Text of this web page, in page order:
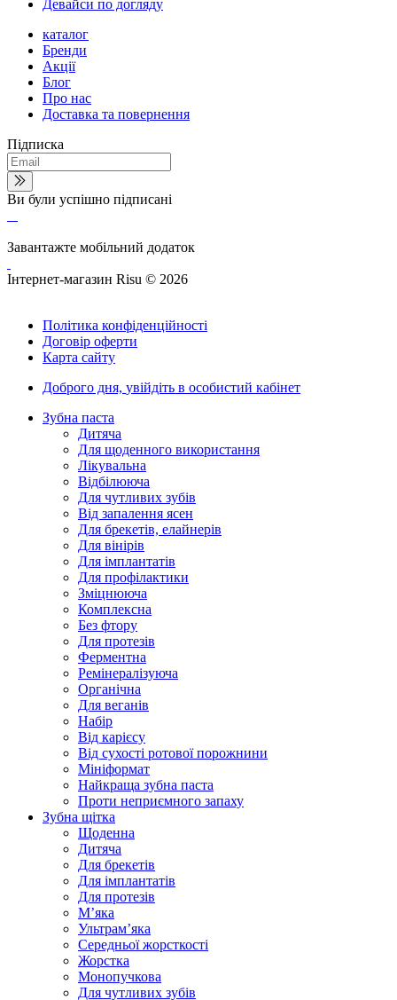
Девайси по догляду
каталог
Бренди
Акції
Блог
Про нас
Доставка та повернення
Підписка
Ви були успішно підписані
Завантажте мобільний додаток
Інтернет-магазин Risu © 2026
Політика конфіденційності
Договір оферти
Карта сайту
Доброго дня, увійдіть в особистий кабінет
Зубна паста
Дитяча
Для щоденного використання
Лікувальна
Відбілююча
Для чутливих зубів
Від запалення ясен
Для брекетів, елайнерів
Для вінірів
Для імплантатів
Для профілактики
Зміцнююча
Комплексна
Без фтору
Для протезів
Ферментна
Ремінералізуюча
Органічна
Для веганів
Набір
Від карієсу
Від сухості ротової порожнини
Мініформат
Найкраща зубна паста
Проти неприємного запаху
Зубна щітка
Щоденна
Дитяча
Для брекетів
Для імплантатів
Для протезів
Мʼяка
Ультрамʼяка
Середньої жорсткості
Жорстка
Монопучкова
Для чутливих зубів